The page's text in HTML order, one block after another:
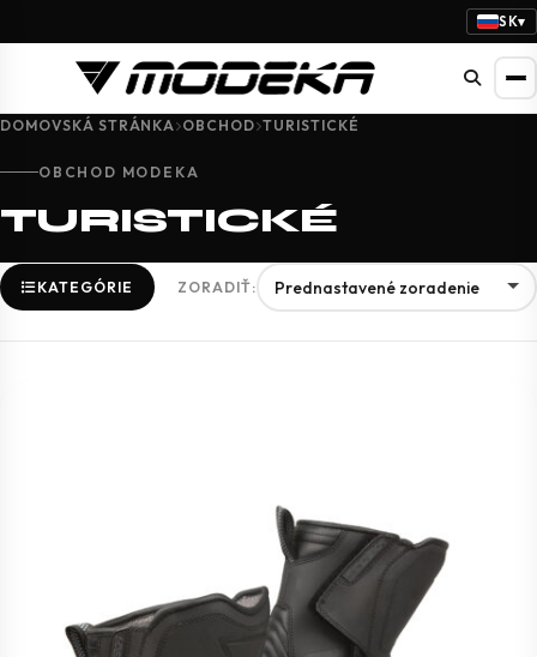
SK▾
DOMOVSKÁ STRÁNKA OBCHOD TURISTICKÉ
OBCHOD MODEKA
TURISTICKÉ
KATEGÓRIE ZORADIŤ: